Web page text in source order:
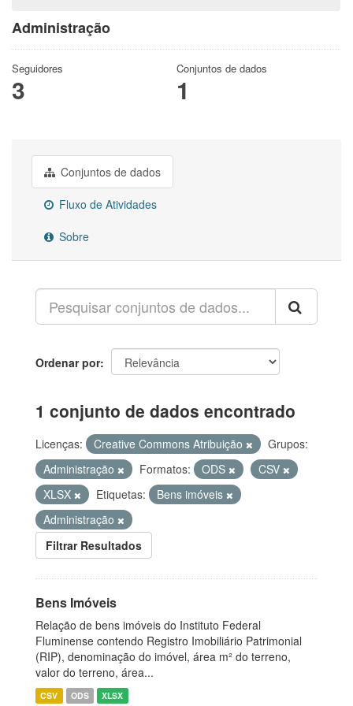
Administração
Seguidores
3
Conjuntos de dados
1
Conjuntos de dados
Fluxo de Atividades
Sobre
Ordenar por
1 conjunto de dados encontrado
Licenças: Creative Commons Atribuição
Grupos:
Administração
Formatos: ODS
CSV
XLSX
Etiquetas:
Bens imóveis
Administração
Filtrar Resultados
Bens Imóveis
Relação de bens imóveis do Instituto Federal
Fluminense contendo Registro Imobiliário Patrimonial
(RIP), denominação do imóvel, área m² do terreno,
valor do terreno, área...
CSV ODS XLSX